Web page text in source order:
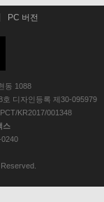
PC 버전
동 1088
디자인등록 제30-095979
KR2017/001348
스